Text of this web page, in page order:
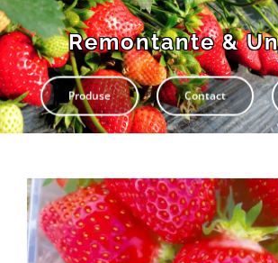
Culturi
Pliante
Contul meu
Remontante &
Produse Contact